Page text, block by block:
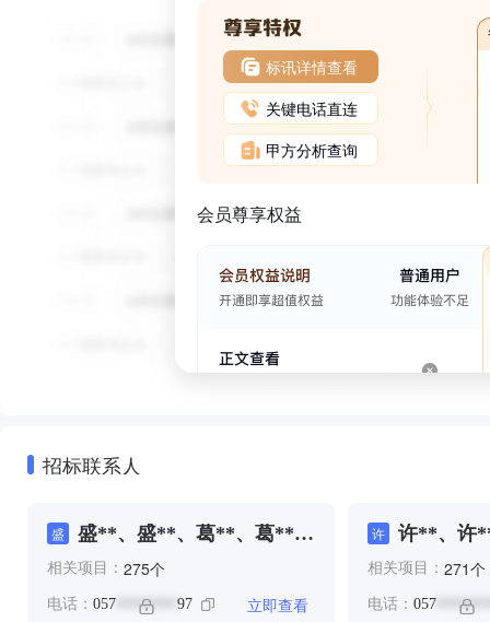
标讯详情查看
关键电话直连
甲方分析查询
会员尊享权益
招标联系人
盛
盛**、盛**、葛**、葛**、
相关项目： 275个
电话： 057 ******** 97 立即查看
许 许**、许
相关项目： 271个
电话： 057